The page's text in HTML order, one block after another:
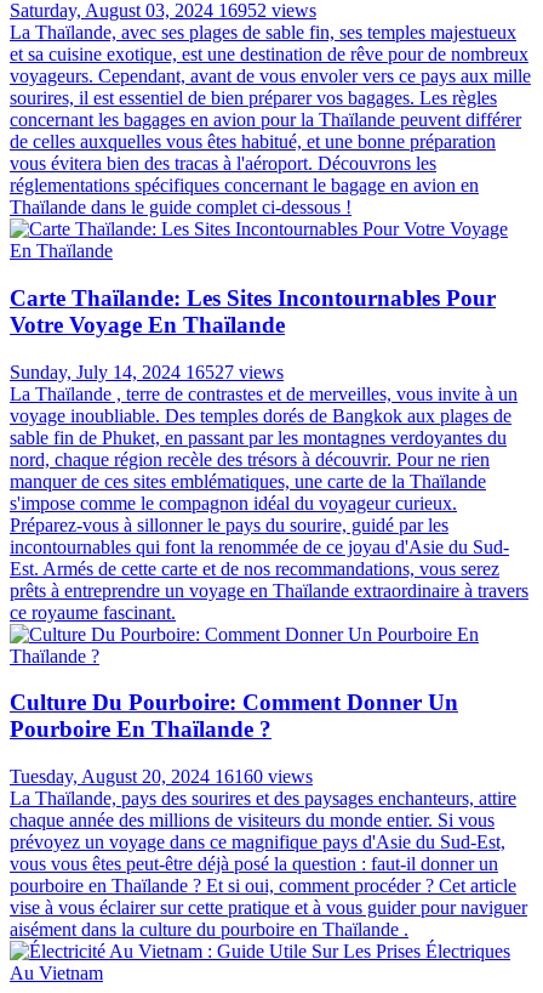
Saturday, August 03, 2024 16952 views
La Thaïlande, avec ses plages de sable fin, ses temples majestueux
et sa cuisine exotique, est une destination de rêve pour de nombreux
voyageurs. Cependant, avant de vous envoler vers ce pays aux mille
sourires, il est essentiel de bien préparer vos bagages. Les règles
concernant les bagages en avion pour la Thaïlande peuvent différer
de celles auxquelles vous êtes habitué, et une bonne préparation
vous évitera bien des tracas à l'aéroport. Découvrons les
réglementations spécifiques concernant le bagage en avion en
Thaïlande dans le guide complet ci-dessous !
Carte Thaïlande: Les Sites Incontournables Pour
Votre Voyage En Thaïlande
Sunday, July 14, 2024 16527 views
La Thaïlande , terre de contrastes et de merveilles, vous invite à un
voyage inoubliable. Des temples dorés de Bangkok aux plages de
sable fin de Phuket, en passant par les montagnes verdoyantes du
nord, chaque région recèle des trésors à découvrir. Pour ne rien
manquer de ces sites emblématiques, une carte de la Thaïlande
s'impose comme le compagnon idéal du voyageur curieux.
Préparez-vous à sillonner le pays du sourire, guidé par les
incontournables qui font la renommée de ce joyau d'Asie du Sud-
Est. Armés de cette carte et de nos recommandations, vous serez
prêts à entreprendre un voyage en Thaïlande extraordinaire à travers
ce royaume fascinant.
Culture Du Pourboire: Comment Donner Un
Pourboire En Thaïlande ?
Tuesday, August 20, 2024 16160 views
La Thaïlande, pays des sourires et des paysages enchanteurs, attire
chaque année des millions de visiteurs du monde entier. Si vous
prévoyez un voyage dans ce magnifique pays d'Asie du Sud-Est,
vous vous êtes peut-être déjà posé la question : faut-il donner un
pourboire en Thaïlande ? Et si oui, comment procéder ? Cet article
vise à vous éclairer sur cette pratique et à vous guider pour naviguer
aisément dans la culture du pourboire en Thaïlande .